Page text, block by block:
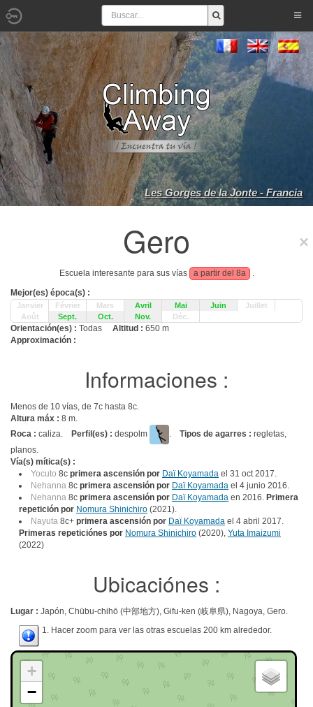
Les Gorges de la Jonte - Francia
Gero
Escuela interesante para sus vías a partir del 8a
.
Mejor(es) época(s) :
Janvier Février Mars Avril Mai Juin
Juillet
Août
Sept. Oct. Nov. Déc.
Orientación(es) : Todas Altitud : 650 m
Approximación :
Informaciones :
Menos de 10 vías, de 7c hasta 8c.
Altura máx : 8 m.
Roca : caliza. Perfil(es) : despolm . Tipos de agarres : regletas,
planos.
Vía(s) mítica(s) :
Yocuto 8c primera ascensión por Daï Koyamada el 31 oct 2017.
Nehanna 8c primera ascensión por Daï Koyamada el 4 junio 2016.
Nehanna 8c primera ascensión por Daï Koyamada en 2016. Primera
repetición por Nomura Shinichiro (2021).
Nayuta 8c+ primera ascensión por Daï Koyamada el 4 abril 2017.
Primeras repeticiónes por Nomura Shinichiro (2020), Yuta Imaizumi
(2022)
Ubicaciónes :
Lugar : Japón, Chūbu-chihō (中部地方), Gifu-ken (岐阜県), Nagoya, Gero.
1. Hacer zoom para ver las otras escuelas 200 km alrededor.
+
−